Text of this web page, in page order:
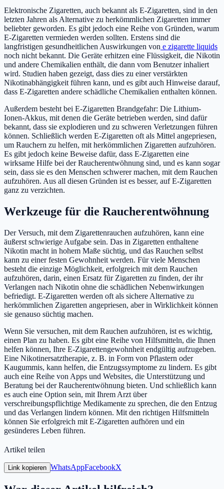
Elektronische Zigaretten, auch bekannt als E-Zigaretten, sind in den
letzten Jahren als Alternative zu herkömmlichen Zigaretten immer
beliebter geworden. Es gibt jedoch eine Reihe von Gründen, warum
E-Zigaretten vermieden werden sollten. Erstens sind die
langfristigen gesundheitlichen Auswirkungen von e zigarette liquids
noch nicht bekannt. Die Geräte erhitzen eine Flüssigkeit, die Nikotin
und andere Chemikalien enthält, die dann vom Benutzer inhaliert
wird. Studien haben gezeigt, dass dies zu einer verstärkten
Nikotinabhängigkeit führen kann, und es gibt auch Hinweise darauf,
dass E-Zigaretten andere schädliche Chemikalien enthalten können.
Außerdem besteht bei E-Zigaretten Brandgefahr: Die Lithium-
Ionen-Akkus, mit denen die Geräte betrieben werden, sind dafür
bekannt, dass sie explodieren und zu schweren Verletzungen führen
können. Schließlich werden E-Zigaretten oft als Mittel angepriesen,
um Rauchern zu helfen, mit herkömmlichen Zigaretten aufzuhören.
Es gibt jedoch keine Beweise dafür, dass E-Zigaretten eine
wirksame Hilfe bei der Raucherentwöhnung sind, und es kann sogar
sein, dass sie es den Menschen schwerer machen, mit dem Rauchen
aufzuhören. Aus all diesen Gründen ist es besser, auf E-Zigaretten
ganz zu verzichten.
Werkzeuge für die Raucherentwöhnung
Der Versuch, mit dem Zigarettenrauchen aufzuhören, kann eine
äußerst schwierige Aufgabe sein. Das in Zigaretten enthaltene
Nikotin macht in hohem Maße süchtig, und das Rauchen selbst
kann zu einer festen Gewohnheit werden. Für viele Menschen
besteht die einzige Möglichkeit, erfolgreich mit dem Rauchen
aufzuhören, darin, einen Ersatz für Zigaretten zu finden, der ihr
Verlangen nach Nikotin ohne die schädlichen Nebenwirkungen
befriedigt. E-Zigaretten werden oft als sichere Alternative zu
herkömmlichen Zigaretten angepriesen, aber in Wirklichkeit können
sie genauso süchtig machen.
Wenn Sie versuchen, mit dem Rauchen aufzuhören, ist es wichtig,
einen Plan zu haben. Es gibt eine Reihe von Hilfsmitteln, die Ihnen
helfen können, Ihre E-Zigarettengewohnheit endgültig aufzugeben.
Eine Nikotinersatztherapie, z. B. in Form von Pflastern oder
Kaugummis, kann helfen, die Entzugssymptome zu lindern. Es gibt
auch eine Reihe von Apps und Websites, die Unterstützung und
Beratung bei der Raucherentwöhnung bieten. Und schließlich kann
es auch eine Option sein, mit Ihrem Arzt über
verschreibungspflichtige Medikamente zu sprechen, die den Entzug
und das Verlangen lindern können. Mit den richtigen Hilfsmitteln
können Sie erfolgreich mit E-Zigaretten aufhören und ein
gesünderes Leben führen.
Artikel teilen
Link kopieren WhatsAppFacebookX